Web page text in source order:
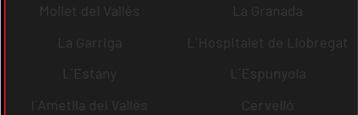
Mollet del Vallès
La Granada
La Garriga
L´Hospitalet de Llobregat
L´Estany
L´Espunyola
l´Ametlla del Vallès
Cervelló